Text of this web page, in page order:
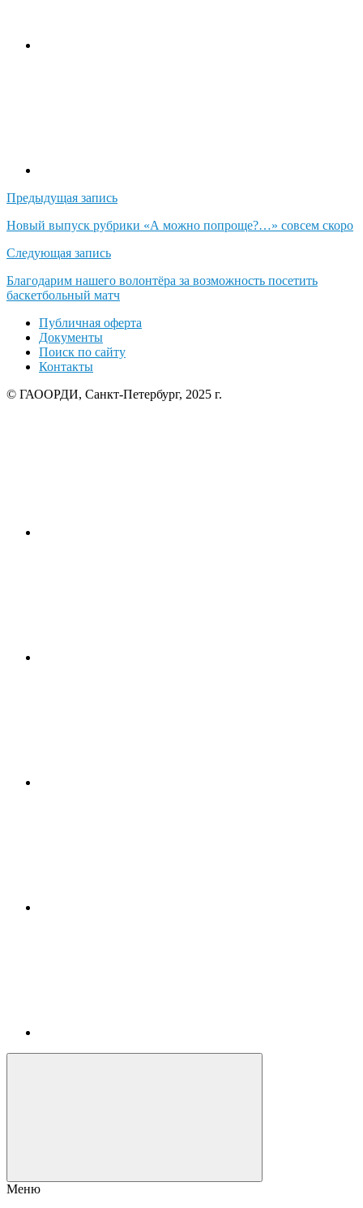
Навигация
по
записям
Предыдущая запись
Новый выпуск рубрики «А можно попроще?…» совсем скоро
Следующая запись
Благодарим нашего волонтёра за возможность посетить
баскетбольный матч
Публичная оферта
Документы
Поиск по сайту
Контакты
© ГАООРДИ, Санкт-Петербург, 2025 г.
Меню